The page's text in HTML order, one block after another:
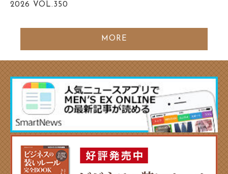
2026 VOL.350
MORE